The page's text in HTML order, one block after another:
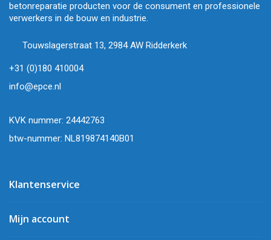
betonreparatie producten voor de consument en professionele
verwerkers in de bouw en industrie.
Touwslagerstraat 13, 2984 AW Ridderkerk
+31 (0)180 410004
info@epce.nl
KVK nummer: 24442763
btw-nummer: NL819874140B01
Klantenservice
Mijn account